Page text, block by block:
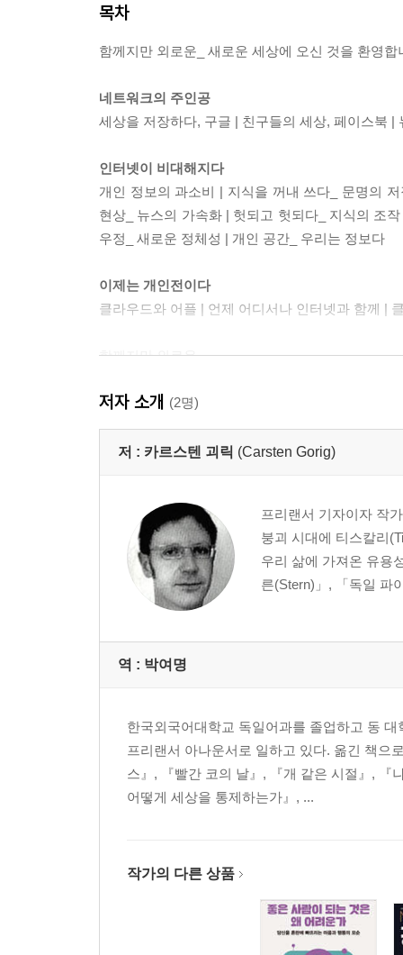
목차
함께지만 외로운_ 새로운 세상에 오신 것을 환영합
네트워크의 주인공
세상을 저장하다, 구글 | 친구들의 세상, 페이스북
인터넷이 비대해지다
개인 정보의 과소비 | 지식을 꺼내 쓰다_ 문명의
현상_ 뉴스의 가속화 | 헛되고 헛되다_ 지식의 조
우정_ 새로운 정체성 | 개인 공간_ 우리는 정보다
이제는 개인전이다
클라우드와 어플 | 언제 어디서나 인터넷과 함께 |
함께지만 외로운
저자 소개 (2명)
저 : 카르스텐 괴릭 (Carsten Gorig)
프리랜서 기자이자 작
붕괴 시대에 티스칼리
우리 삶에 가져온 유용
른(Stern)」, 「독일 파
역 : 박여명
한국외국어대학교 독일어과를 졸업하고 동
프리랜서 아나운서로 일하고 있다. 옮긴 책으
스』, 『빨간 코의 날』, 『개 같은 시절』, 『
어떻게 세상을 통제하는가』, ...
작가의 다른 상품